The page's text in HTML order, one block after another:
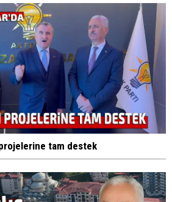
projelerine tam destek